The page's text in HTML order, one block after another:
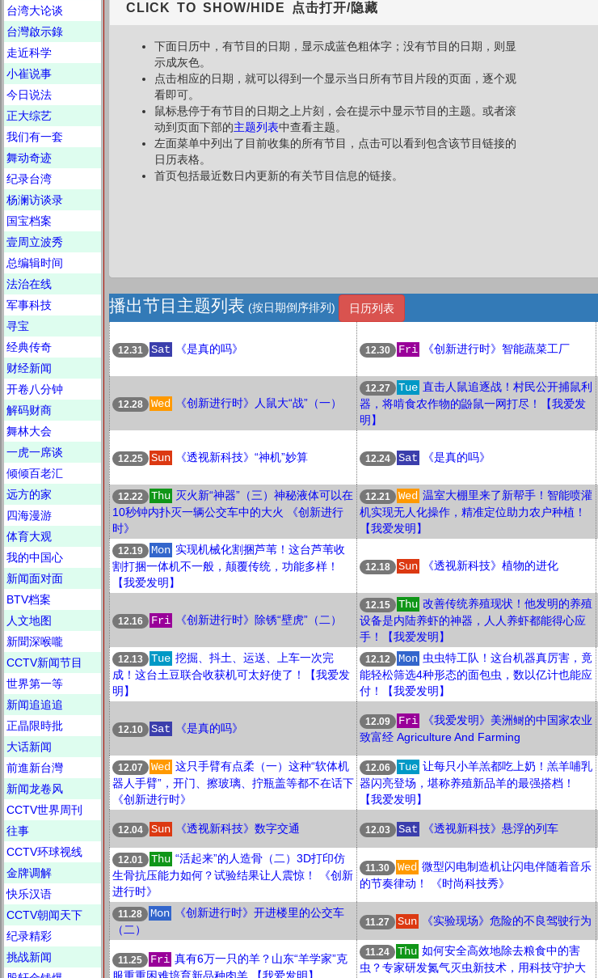
台湾大论谈
台灣啟示錄
走近科学
小崔说事
今日说法
正大综艺
我们有一套
舞动奇迹
纪录台湾
杨澜访谈录
国宝档案
壹周立波秀
总编辑时间
法治在线
军事科技
寻宝
经典传奇
财经新闻
开卷八分钟
解码财商
舞林大会
一虎一席谈
倾倾百老汇
远方的家
四海漫游
体育大观
我的中国心
新闻面对面
BTV档案
人文地图
新聞深喉嚨
CCTV新闻节目
世界第一等
新闻追追追
正晶限時批
大话新闻
前進新台灣
新闻龙卷风
CCTV世界周刊
往事
CCTV环球视线
金牌调解
快乐汉语
CCTV朝闻天下
纪录精彩
挑战新闻
CLICK TO SHOW/HIDE 点击打开/隐藏
下面日历中，有节目的日期，显示成蓝色粗体字；没有节目的日期，则显
示成灰色。
点击相应的日期，就可以得到一个显示当日所有节目片段的页面，逐个观
看即可。
鼠标悬停于有节目的日期之上片刻，会在提示中显示节目的主题。或者滚
动到页面下部的主题列表中查看主题。
左面菜单中列出了目前收集的所有节目，点击可以看到包含该节目链接的
日历表格。
首页包括最近数日内更新的有关节目信息的链接。
播出节目主题列表 (按日期倒序排列) 日历列表
12.31 Sat 《是真的吗》 12.30 Fri 《创新进行时》智能蔬菜工厂
12.28 Wed 《创新进行时》人鼠大“战”（一）
12.27 Tue 直击人鼠追逐战！村民公开捕鼠利
器，将啃食农作物的鼢鼠一网打尽！【我爱发
明】
12.25 Sun 《透视新科技》“神机”妙算 12.24 Sat 《是真的吗》
12.22 Thu 灭火新“神器”（三）神秘液体可以在
10秒钟内扑灭一辆公交车中的大火 《创新进行
时》
12.21 Wed 温室大棚里来了新帮手！智能喷灌
机实现无人化操作，精准定位助力农户种植！
【我爱发明】
12.19 Mon 实现机械化割捆芦苇！这台芦苇收
割打捆一体机不一般，颠覆传统，功能多样！
【我爱发明】
12.18 Sun 《透视新科技》植物的进化
12.16 Fri 《创新进行时》除锈“壁虎”（二）
12.15 Thu 改善传统养殖现状！他发明的养殖
设备是内陆养虾的神器，人人养虾都能得心应
手！【我爱发明】
12.13 Tue 挖掘、抖土、运送、上车一次完
成！这台土豆联合收获机可太好使了！【我爱发
明】
12.12 Mon 虫虫特工队！这台机器真厉害，竟
能轻松筛选4种形态的面包虫，数以亿计也能应
付！【我爱发明】
12.10 Sat 《是真的吗》
12.09 Fri
《我爱发明》美洲鲥的中国家农业
致富经 Agriculture And Farming
12.07 Wed 这只手臂有点柔（一）这种“软体机
器人手臂”，开门、擦玻璃、拧瓶盖等都不在话下
《创新进行时》
12.06 Tue 让每只小羊羔都吃上奶！羔羊哺乳
器闪亮登场，堪称养殖新品羊的最强搭档！
【我爱发明】
12.04 Sun 《透视新科技》数字交通 12.03 Sat 《透视新科技》悬浮的列车
12.01 Thu “活起来”的人造骨（二）3D打印仿
生骨抗压能力如何？试验结果让人震惊！ 《创新
进行时》
11.30 Wed 微型闪电制造机让闪电伴随着音乐
的节奏律动！ 《时尚科技秀》
11.28 Mon
《创新进行时》开进楼里的公交车
（二）
11.27 Sun 《实验现场》危险的不良驾驶行为
11.25 Fri 真有6万一只的羊？山东“羊学家”克
11.24 Thu 如何安全高效地除去粮食中的害
虫？专家研发氮气灭虫新技术，用科技守护大